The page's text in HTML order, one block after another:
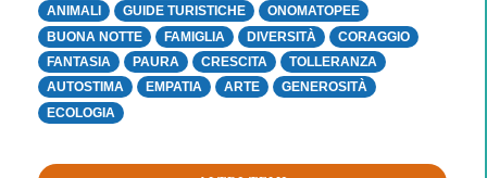
ANIMALI
GUIDE TURISTICHE
ONOMATOPEE
BUONA NOTTE
FAMIGLIA DIVERSITÀ
CORAGGIO
FANTASIA
PAURA CRESCITA
TOLLERANZA
AUTOSTIMA
EMPATIA ARTE
GENEROSITÀ
ECOLOGIA